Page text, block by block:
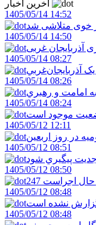
1405/05/14 14:52
خوی متلاشی شد
1405/05/14 14:50
1405/05/14 08:27
آذربايجان‌غربي
1405/05/14 08:26
امامت و رهبري
1405/05/14 08:24
موجود است
1405/05/12 12:11
در روز اربعین
1405/05/12 08:51
جديت پيگيري شود
1405/05/12 08:50
حال اجراست
1405/05/12 08:48
گزارش نشده است
1405/05/12 08:48